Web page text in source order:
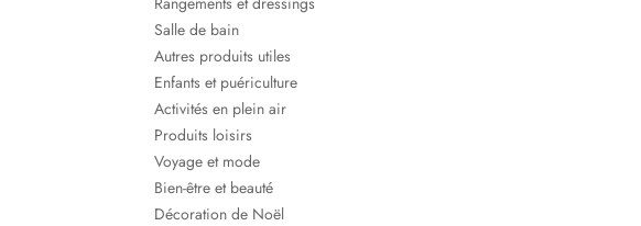
Salle de bain
Autres produits utiles
Enfants et puériculture
Activités en plein air
Produits loisirs
Voyage et mode
Bien-être et beauté
Décoration de Noël